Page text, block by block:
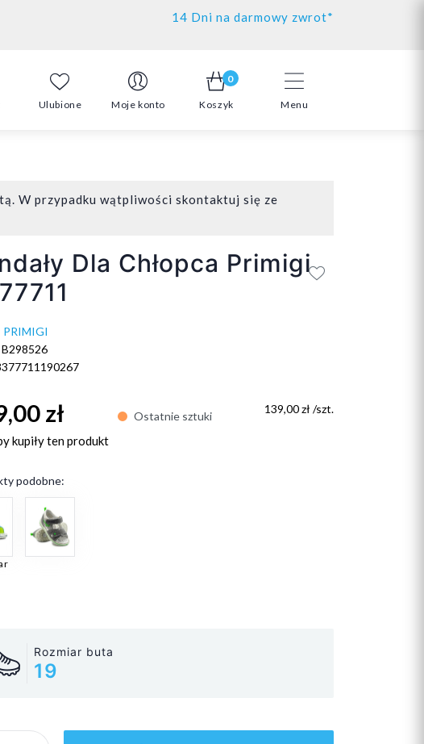
14 Dni na darmowy zwrot*
Menu
Ulubione Moje konto
0
Koszyk
W przypadku wątpliwości skontaktuj się ze
Dla Chłopca Primigi
PRIMIGI
zł Ostatnie sztuki
139,00 zł /szt.
kupiły ten produkt
podobne:
Rozmiar buta
19